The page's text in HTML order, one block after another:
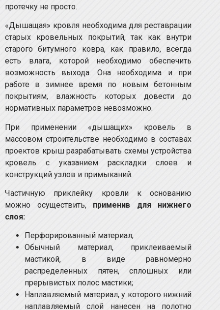
протечку не просто.
«Дышащая» кровля необходима для реставрации
старых кровельных покрытий, так как внутри
старого битумного ковра, как правило, всегда
есть влага, которой необходимо обеспечить
возможность выхода. Она необходима и при
работе в зимнее время по новым бетонным
покрытиям, влажность которых довести до
нормативных параметров невозможно.
При применении «дышащих» кровель в
массовом строительстве необходимо в составах
проектов крыш разрабатывать схемы устройства
кровель с указанием раскладки слоев и
конструкций узлов и примыканий.
Частичную приклейку кровли к основанию
можно осуществить, применив для нижнего
слоя:
Перфорированный материал;
Обычный материал, приклеиваемый
мастикой, в виде равномерно
распределенных пятен, сплошных или
прерывистых полос мастики;
Наплавляемый материал, у которого нижний
наплавляемый слой нанесен на полотно